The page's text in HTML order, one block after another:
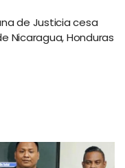
de Justicia cesa
Nicaragua, Honduras